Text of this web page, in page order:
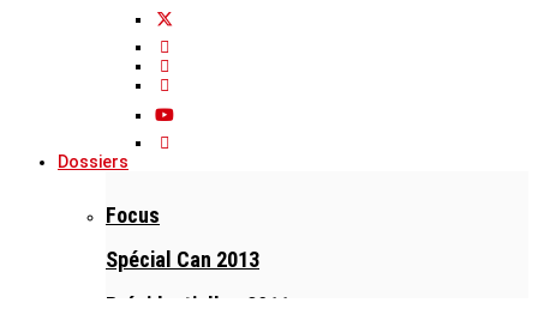
Dossiers
Focus
Spécial Can 2013
Présidentielles 2011